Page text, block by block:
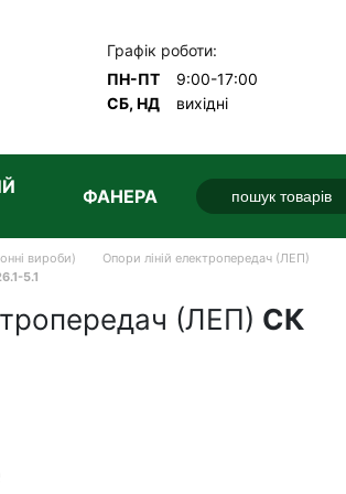
Графік роботи:
ПН-ПТ
9:00-17:00
СБ, НД
вихідні
ФАНЕРА
вироби)
Опори ліній електропередач (ЛЕП)
5.1
(ЛЕП) СК